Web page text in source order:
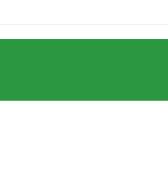
0001-64
05426-100